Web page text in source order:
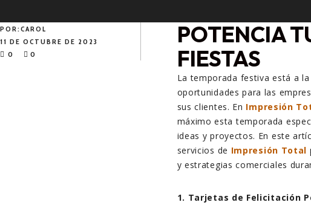
POR:CAROL
11 DE OCTUBRE DE 2023
0
0
POTENCIA
FIESTAS
La temporada festiva está a
oportunidades para las
sus clientes. En Impresión
máximo esta temporada
ideas y proyectos. En este
servicios de Impresión Total
y estrategias comerciales
1. Tarjetas de Felicitación